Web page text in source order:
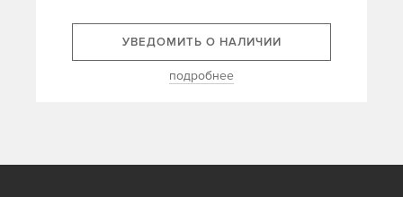
УВЕДОМИТЬ О НАЛИЧИИ
подробнее